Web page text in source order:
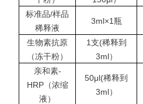
标准品/样品
稀释液
3ml×1瓶
生物素抗原
（冻干粉）
1支(稀释到
3ml）
亲和素-
HRP（浓缩
液）
50μl(稀释到
3ml）